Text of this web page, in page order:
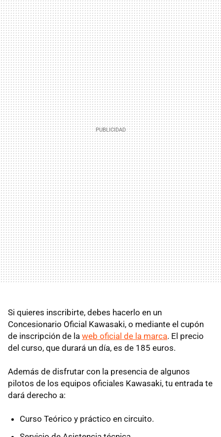
Si quieres inscribirte, debes hacerlo en un
Concesionario Oficial Kawasaki, o mediante el cupón
de inscripción de la web oficial de la marca. El precio
del curso, que durará un día, es de 185 euros.
Además de disfrutar con la presencia de algunos
pilotos de los equipos oficiales Kawasaki, tu entrada te
dará derecho a:
Curso Teórico y práctico en circuito.